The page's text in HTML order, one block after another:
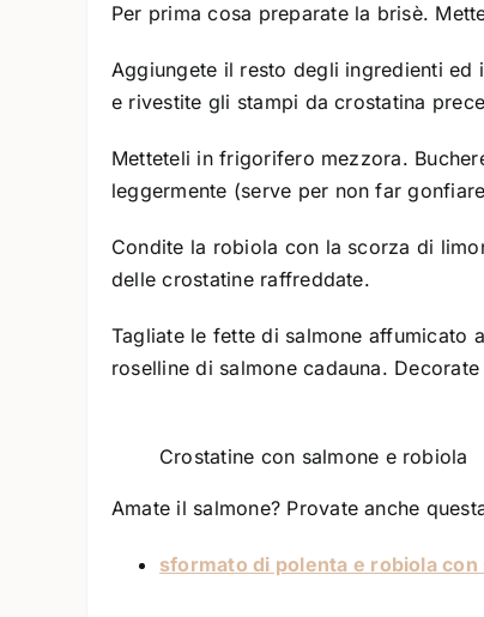
Per prima cosa preparate la brisè.
Aggiungete il resto degli ingredienti ed
e rivestite gli stampi da crostatina
Metteteli in frigorifero mezzora.
leggermente (serve per non far
Condite la robiola con la scorza di
delle crostatine raffreddate.
Tagliate le fette di salmone affumicato
roselline di salmone cadauna.
Crostatine con salmone e robiola
Amate il salmone? Provate anche
sformato di polenta e robiola